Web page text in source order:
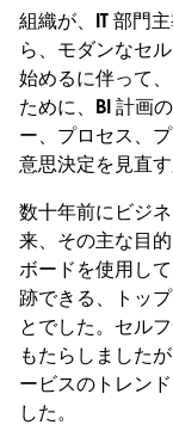
組織が、IT 部門
ら、モダンなセ
始めるに伴って
ために、BI 計画
ー、プロセス、
意思決定を見直
数十年前にビジ
来、その主な目
ボードを使用し
跡できる、トッ
とでした。セル
もたらしました
ービスのトレン
した。